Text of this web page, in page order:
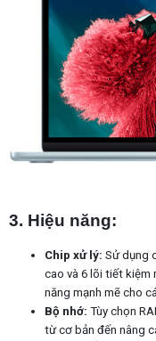
3. Hiệu năng:
Chip xử lý: Sử dụng
cao và 6 lõi tiết kiệm
năng mạnh mẽ cho
Bộ nhớ: Tùy chọn
từ cơ bản đến nâng